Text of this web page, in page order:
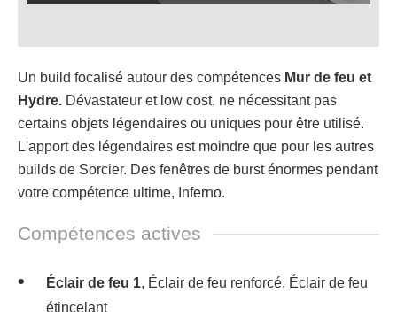
Un build focalisé autour des compétences Mur de feu et
Hydre. Dévastateur et low cost, ne nécessitant pas
certains objets légendaires ou uniques pour être utilisé.
L'apport des légendaires est moindre que pour les autres
builds de Sorcier. Des fenêtres de burst énormes pendant
votre compétence ultime, Inferno.
Compétences actives
Éclair de feu 1, Éclair de feu renforcé, Éclair de feu
étincelant